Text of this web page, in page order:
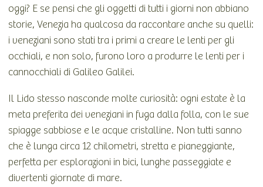
oggi? E se pensi che gli oggetti di tutti i giorni non abbiano
storie, Venezia ha qualcosa da raccontare anche su quelli:
i veneziani sono stati tra i primi a creare le lenti per gli
occhiali, e non solo, furono loro a produrre le lenti per i
cannocchiali di Galileo Galilei.
Il Lido stesso nasconde molte curiosità: ogni estate è la
meta preferita dei veneziani in fuga dalla folla, con le sue
spiagge sabbiose e le acque cristalline. Non tutti sanno
che è lunga circa 12 chilometri, stretta e pianeggiante,
perfetta per esplorazioni in bici, lunghe passeggiate e
divertenti giornate di mare.